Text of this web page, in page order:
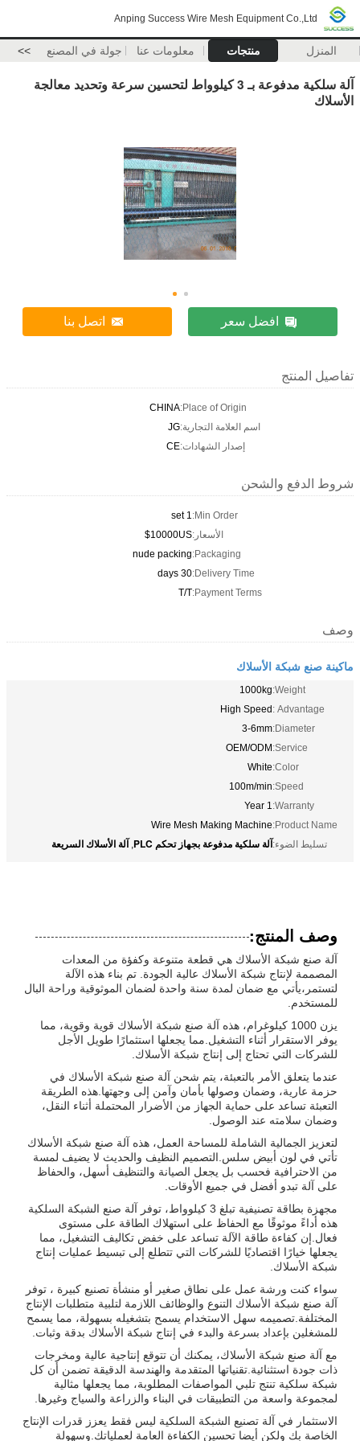
Anping Success Wire Mesh Equipment Co.,Ltd
المنزل منتجات معلومات عنا جولة في المصنع >>
آلة سلكية مدفوعة بـ 3 كيلوواط لتحسين سرعة وتحديد معالجة
الأسلاك
افضل سعر اتصل بنا
تفاصيل المنتج
Place of Origin:
CHINA
اسم العلامة التجارية:JG
إصدار الشهادات:CE
شروط الدفع والشحن
Min Order:
1 set
الأسعار:10000US$
Packaging:
nude packing
Delivery Time:
30 days
Payment Terms:
T/T
وصف
ماكينة صنع شبكة الأسلاك
Weight:
1000kg
Advantage :
High Speed
Diameter:
3-6mm
Service:
OEM/ODM
Color:
White
Speed:
100m/min
Warranty:
1 Year
Product Name:
Wire Mesh Making Machine
تسليط الضوء:آلة سلكية مدفوعة بجهاز تحكم PLC , آلة الأسلاك السريعة
وصف المنتج:
آلة صنع شبكة الأسلاك هي قطعة متنوعة وكفؤة من المعدات
المصممة لإنتاج شبكة الأسلاك عالية الجودة. تم بناء هذه الآلة
لتستمر،يأتي مع ضمان لمدة سنة واحدة لضمان الموثوقية وراحة البال
للمستخدم.
يزن 1000 كيلوغرام، هذه آلة صنع شبكة الأسلاك قوية وقوية، مما
يوفر الاستقرار أثناء التشغيل.مما يجعلها استثمارًا طويل الأجل
للشركات التي تحتاج إلى إنتاج شبكة الأسلاك.
عندما يتعلق الأمر بالتعبئة، يتم شحن آلة صنع شبكة الأسلاك في
حزمة عارية، وضمان وصولها بأمان وآمن إلى وجهتها.هذه الطريقة
التعبئة تساعد على حماية الجهاز من الأضرار المحتملة أثناء النقل،
وضمان سلامته عند الوصول.
لتعزيز الجمالية الشاملة للمساحة العمل، هذه آلة صنع شبكة الأسلاك
تأتي في لون أبيض سلس.التصميم النظيف والحديث لا يضيف لمسة
من الاحترافية فحسب بل يجعل الصيانة والتنظيف أسهل، والحفاظ
على آلة تبدو أفضل في جميع الأوقات.
مجهزة بطاقة تصنيفية تبلغ 3 كيلوواط، توفر آلة صنع الشبكة السلكية
هذه أداءً موثوقًا مع الحفاظ على استهلاك الطاقة على مستوى
فعال.إن كفاءة طاقة الآلة تساعد على خفض تكاليف التشغيل، مما
يجعلها خيارًا اقتصاديًا للشركات التي تتطلع إلى تبسيط عمليات إنتاج
شبكة الأسلاك.
سواء كنت ورشة عمل على نطاق صغير أو منشأة تصنيع كبيرة ، توفر
آلة صنع شبكة الأسلاك التنوع والوظائف اللازمة لتلبية متطلبات الإنتاج
المختلفة.تصميمه سهل الاستخدام يسمح بتشغيله بسهولة، مما يسمح
للمشغلين بإعداد بسرعة والبدء في إنتاج شبكة الأسلاك بدقة وثبات.
مع آلة صنع شبكة الأسلاك، يمكنك أن تتوقع إنتاجية عالية ومخرجات
ذات جودة استثنائية.تقنياتها المتقدمة والهندسة الدقيقة تضمن أن كل
شبكة سلكية تنتج تلبي المواصفات المطلوبة، مما يجعلها مثالية
لمجموعة واسعة من التطبيقات في البناء والزراعة والسياج وغيرها.
الاستثمار في آلة تصنيع الشبكة السلكية ليس فقط يعزز قدرات الإنتاج
الخاصة بك ولكن أيضا تحسين الكفاءة العامة لعملياتك.وسهولة